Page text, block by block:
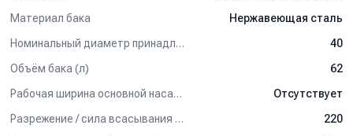
Материал бака
Нержавеющая сталь
Номинальный диаметр принадлежностей (мм)
40
Объём бака (л)
62
Рабочая ширина основной насадки (мм)
Отсутствует
Разрежение / сила всасывания (мбар)
220